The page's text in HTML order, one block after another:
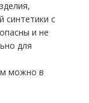
синтетики с
и не
для
можно в